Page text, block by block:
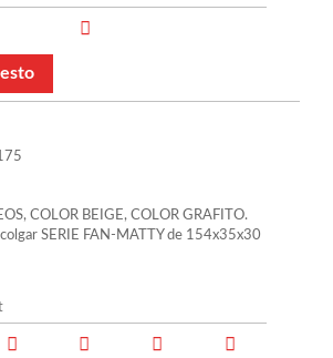
COLOR BEIGE, COLOR GRAFITO.
SERIE FAN-MATTY de 154x35x30